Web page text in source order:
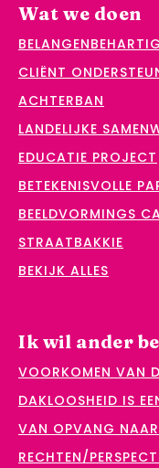
Wat we doen
CLIËNT
ACHTERBAN
LANDELIJKE
EDUCATIE PROJECT
BETEKENISVOLLE
BEELDVORMINGS
STRAATBAKKIE
BEKIJK ALLES
Ik wil ander
VOORKOMEN VAN
DAKLOOSHEID IS
VAN OPVANG
RECHTEN/